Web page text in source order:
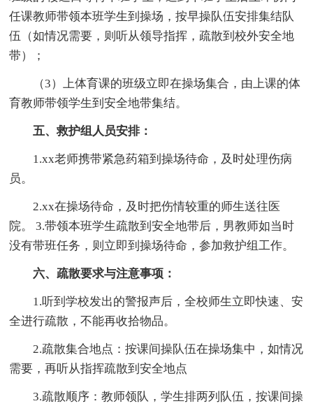
任课教师带领本班学生到操场，按早操队伍安排集结队
伍（如情况需要，则听从领导指挥，疏散到校外安全地
带）；
（3）上体育课的班级立即在操场集合，由上课的体
育教师带领学生到安全地带集结。
五、救护组人员安排：
1.xx老师携带紧急药箱到操场待命，及时处理伤病
员。
2.xx在操场待命，及时把伤情较重的师生送往医
院。 3.带领本班学生疏散到安全地带后，男教师如当时
没有带班任务，则立即到操场待命，参加救护组工作。
六、疏散要求与注意事项：
1.听到学校发出的警报声后，全校师生立即快速、安
全进行疏散，不能再收拾物品。
2.疏散集合地点：按课间操队伍在操场集中，如情况
需要，再听从指挥疏散到安全地点
3.疏散顺序：教师领队，学生排两列队伍，按课间操